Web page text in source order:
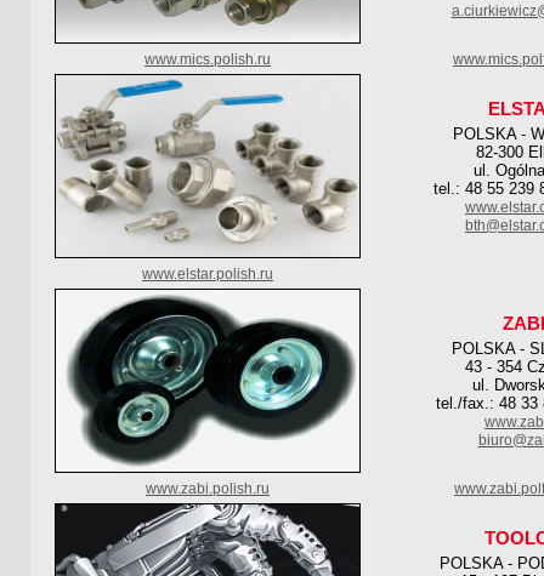
www.mics.polish.ru
POLSKA -
82-300
ul.
tel.: 48 55 239
www.elstar.polish.ru
ZABI
POLSKA -
43 - 354
ul.
tel./fax.: 48 33
www.zabi.polish.ru
POLSKA -